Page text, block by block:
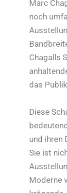
Marc
noch
Chagalls
das
Diese
und ihren
Sie ist
Moderne